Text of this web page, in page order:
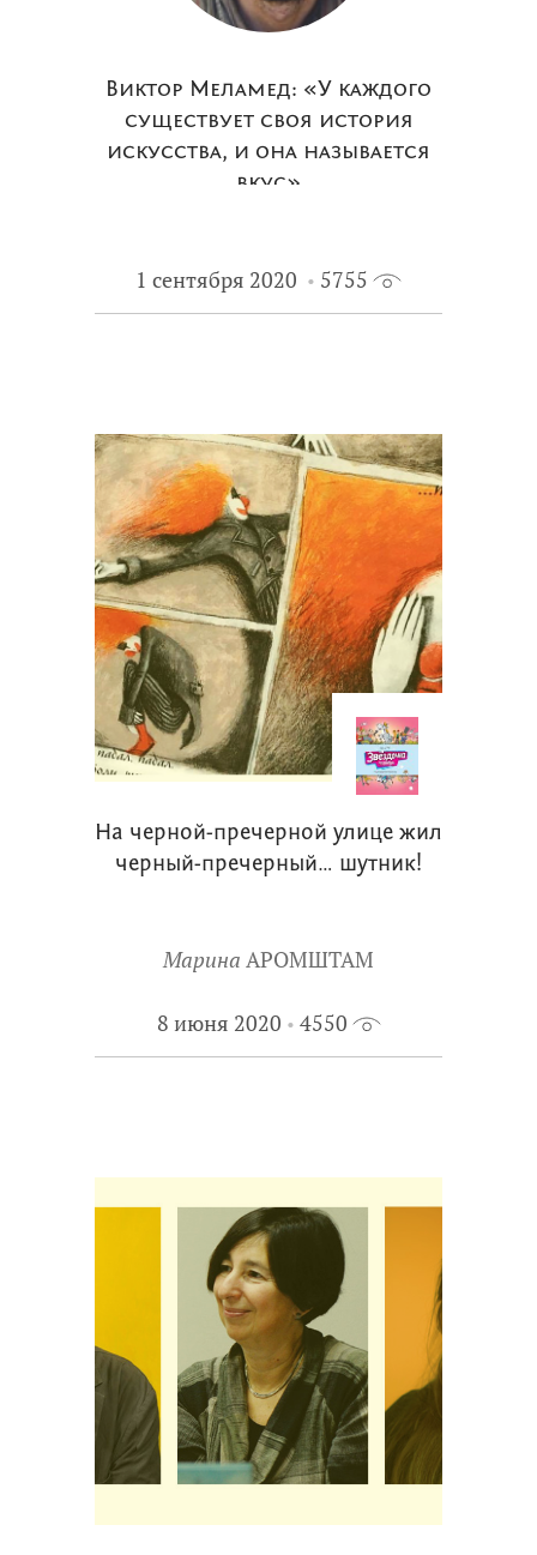
Виктор Меламед: «У каждого
существует своя история
искусства, и она называется
вкус»
1 сентября 2020 5755
На черной-пречерной улице жил
черный-пречерный… шутник!
Марина АРОМШТАМ
8 июня 2020 4550